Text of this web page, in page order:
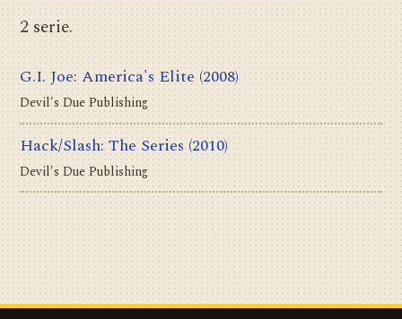
2 serie.
G.I. Joe: America's Elite (2008)
Devil's Due Publishing
Hack/Slash: The Series (2010)
Devil's Due Publishing